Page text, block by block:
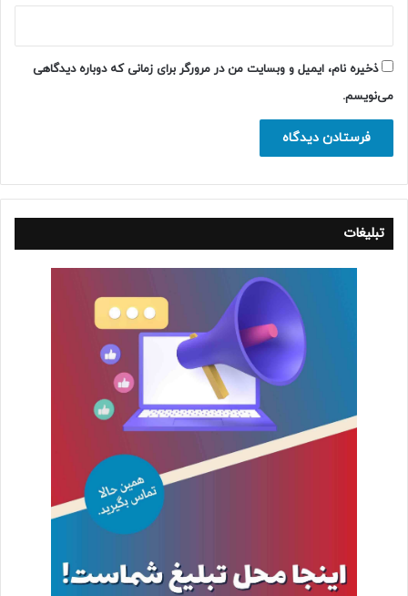
ذخیره نام، ایمیل و وبسایت من در مرورگر برای زمانی که دوباره دیدگاهی
می‌نویسم.
تبلیغات